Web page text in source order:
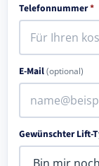
Telefonnummer*
E-Mail(optional)
Gewünschter Lift-